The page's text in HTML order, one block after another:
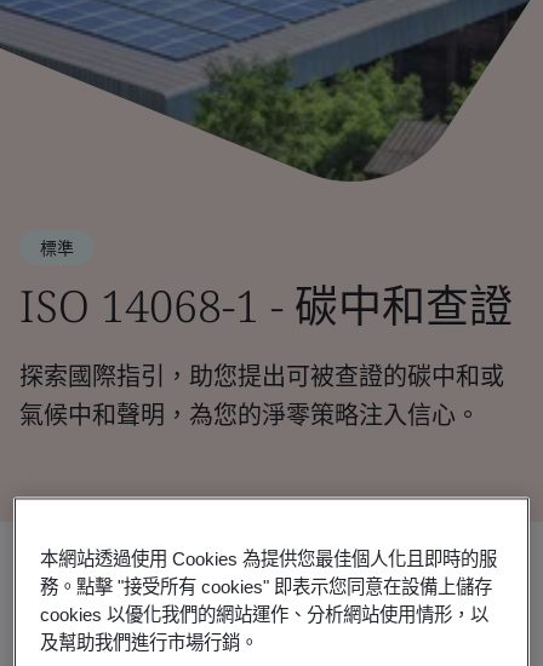
標準
ISO 14068-1 - 碳中和查證
探索國際指引，助您提出可被查證的碳中和或
氣候中和聲明，為您的淨零策略注入信心。
如今，利害關係人期望組織以透明、可
查證的方式落實其永續發展計畫。
本網站透過使用 Cookies 為提供您最佳個人化且即時的服
務。點擊 "接受所有 cookies" 即表示您同意在設備上儲存
cookies 以優化我們的網站運作、分析網站使用情形，以
及幫助我們進行市場行銷。